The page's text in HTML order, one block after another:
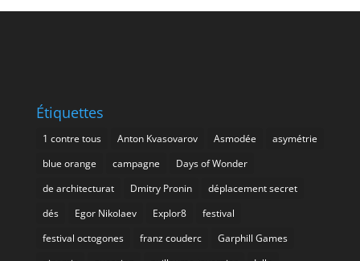
Étiquettes
1 contre tous Anton Kvasovarov Asmodée
asymétrie
blue orange
campagne
Days of Wonder
de architecturat
Dmitry Pronin
déplacement secret
dés
Egor Nikolaev Explor8
festival
festival octogones
franz couderc
Garphill Games